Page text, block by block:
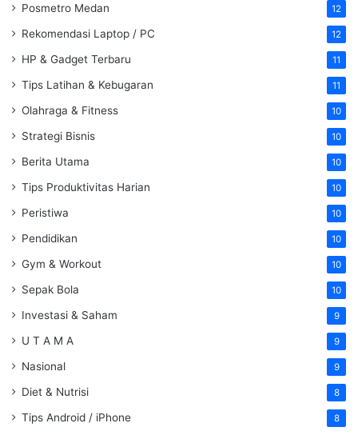
Posmetro Medan 12
Rekomendasi Laptop / PC 12
HP & Gadget Terbaru 11
Tips Latihan & Kebugaran 11
Olahraga & Fitness 10
Strategi Bisnis 10
Berita Utama 10
Tips Produktivitas Harian 10
Peristiwa 10
Pendidikan 10
Gym & Workout 10
Sepak Bola 10
Investasi & Saham 9
U T A M A 9
Nasional 9
Diet & Nutrisi 8
Tips Android / iPhone 8